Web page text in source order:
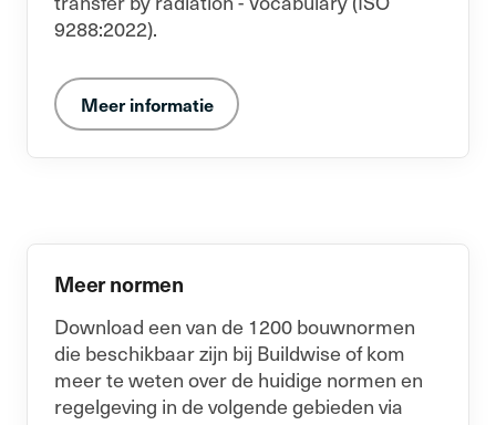
9288:2022).
Meer informatie
Meer normen
Download een van de 1200 bouwnormen
die beschikbaar zijn bij Buildwise of kom
meer te weten over de huidige normen en
regelgeving in de volgende gebieden via